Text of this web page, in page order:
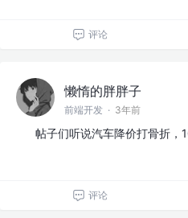
评论
懒惰的胖胖子
前端开发 · 3年前
帖子们听说汽车降价打骨折，
评论